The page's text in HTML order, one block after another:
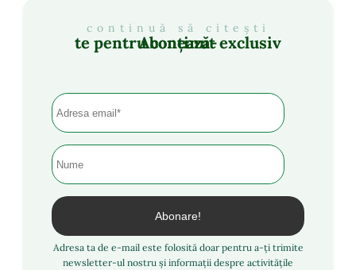
continuă să citești
Abonează-te pentru conținut exclusiv
Adresa ta de e-mail este folosită doar pentru a-ți trimite
newsletter-ul nostru și informații despre activitățile